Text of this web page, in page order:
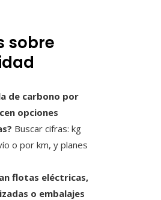
sobre
de carbono por
opciones
Buscar cifras: kg
o por km, y planes
flotas eléctricas,
o embalajes